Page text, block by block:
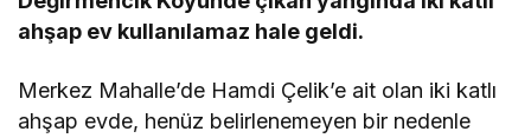
ahşap ev kullanılamaz hale geldi.
Merkez Mahalle’de Hamdi Çelik’e ait olan iki katlı
ahşap evde, henüz belirlenemeyen bir nedenle